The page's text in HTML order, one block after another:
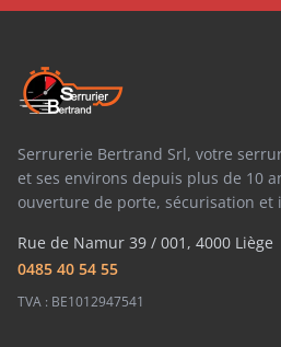
Serrurerie Bertrand Srl, votre
et ses environs depuis plus de 10
ouverture de porte, sécurisation
Rue de Namur 39 / 001, 4000 Liège
0485 40 54 55
TVA : BE1012947541